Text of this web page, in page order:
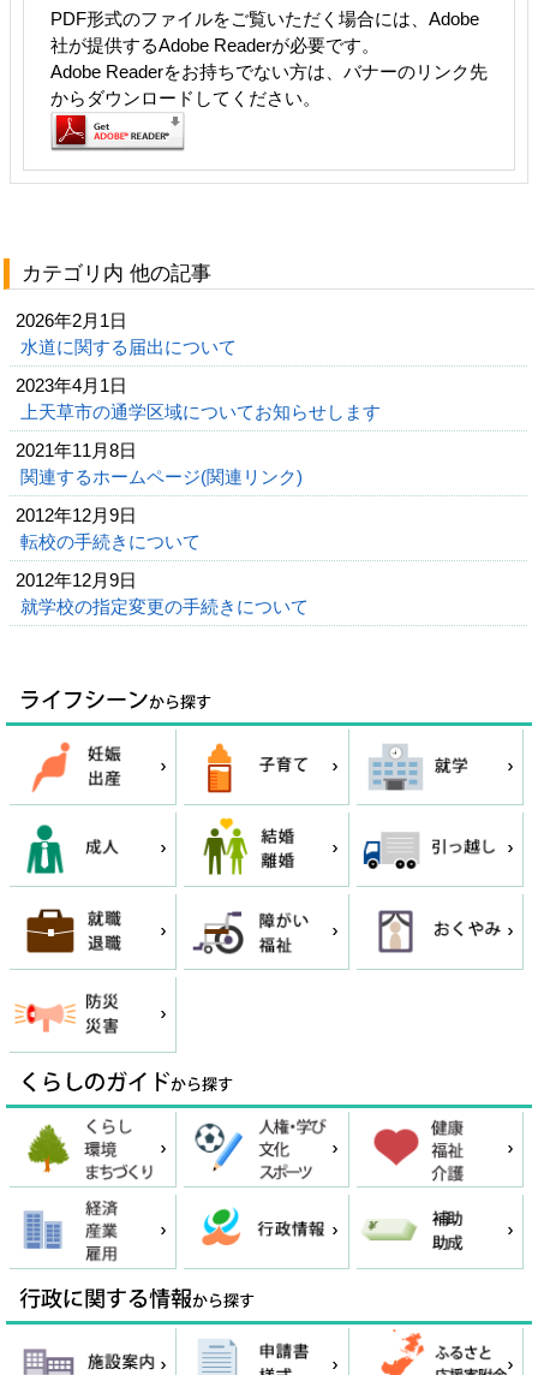
PDF形式のファイルをご覧いただく場合には、Adobe
社が提供するAdobe Readerが必要です。
Adobe Readerをお持ちでない方は、バナーのリンク先
からダウンロードしてください。
カテゴリ内 他の記事
2026年2月1日
水道に関する届出について
2023年4月1日
上天草市の通学区域についてお知らせします
2021年11月8日
関連するホームページ(関連リンク)
2012年12月9日
転校の手続きについて
2012年12月9日
就学校の指定変更の手続きについて